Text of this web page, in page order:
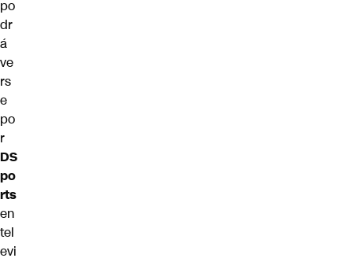
po
dr
á
ve
rs
e
po
r
DS
po
rts
en
tel
evi